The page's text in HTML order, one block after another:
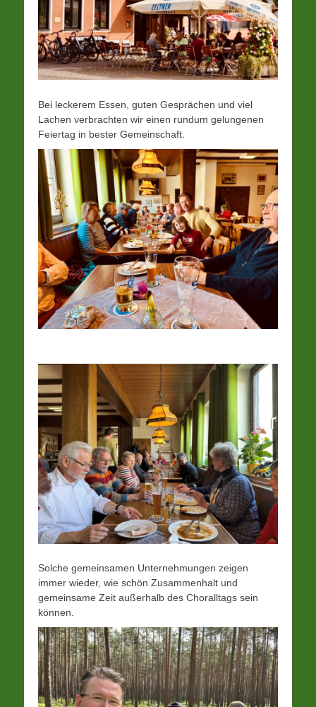
Bei leckerem Essen, guten Gesprächen und viel
Lachen verbrachten wir einen rundum gelungenen
Feiertag in bester Gemeinschaft.
Solche gemeinsamen Unternehmungen zeigen
immer wieder, wie schön Zusammenhalt und
gemeinsame Zeit außerhalb des Choralltags sein
können.